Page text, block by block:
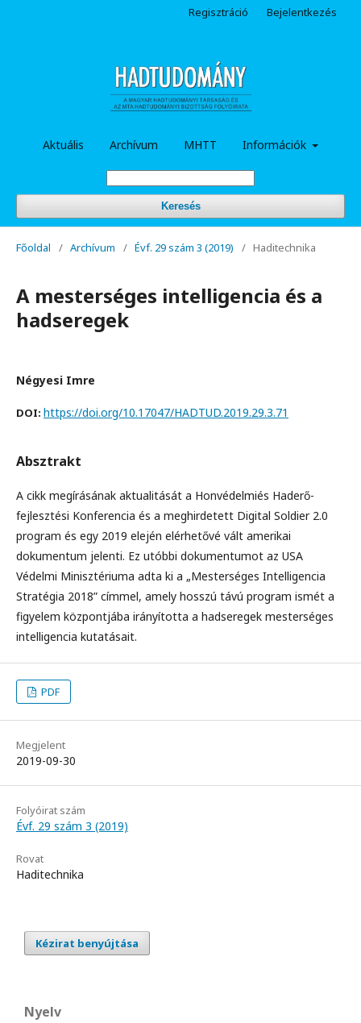
Aktuális Archívum MHTT Információk
Keresés
Regisztráció Bejelentkezés
Főoldal / Archívum / Évf. 29 szám 3 (2019) / Haditechnika
A mesterséges intelligencia és a
hadseregek
Négyesi Imre
DOI: https://doi.org/10.17047/HADTUD.2019.29.3.71
Absztrakt
A cikk megírásának aktualitását a Honvédelmiés Haderő-
fejlesztési Konferencia és a meghirdetett Digital Soldier 2.0
program és egy 2019 elején elérhetővé vált amerikai
dokumentum jelenti. Ez utóbbi dokumentumot az USA
Védelmi Minisztériuma adta ki a „Mesterséges Intelligencia
Stratégia 2018” címmel, amely hosszú távú program ismét a
figyelem központjába irányította a hadseregek mesterséges
intelligencia kutatásait.
PDF
Megjelent
2019-09-30
Folyóirat szám
Évf. 29 szám 3 (2019)
Rovat
Haditechnika
Kézirat benyújtása
Nyelv